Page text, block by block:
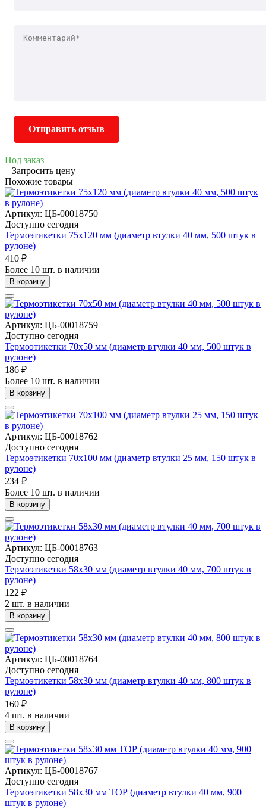
Отправить отзыв
Под заказ
Запросить цену
Похожие товары
Артикул: ЦБ-00018750
Доступно сегодня
Термоэтикетки 75х120 мм (диаметр втулки 40 мм, 500 штук в
рулоне)
410 ₽
Более 10 шт. в наличии
В корзину
Артикул: ЦБ-00018759
Доступно сегодня
Термоэтикетки 70х50 мм (диаметр втулки 40 мм, 500 штук в
рулоне)
186 ₽
Более 10 шт. в наличии
В корзину
Артикул: ЦБ-00018762
Доступно сегодня
Термоэтикетки 70х100 мм (диаметр втулки 25 мм, 150 штук в
рулоне)
234 ₽
Более 10 шт. в наличии
В корзину
Артикул: ЦБ-00018763
Доступно сегодня
Термоэтикетки 58х30 мм (диаметр втулки 40 мм, 700 штук в
рулоне)
122 ₽
2 шт. в наличии
В корзину
Артикул: ЦБ-00018764
Доступно сегодня
Термоэтикетки 58х30 мм (диаметр втулки 40 мм, 800 штук в
рулоне)
160 ₽
4 шт. в наличии
В корзину
Артикул: ЦБ-00018767
Доступно сегодня
Термоэтикетки 58х30 мм ТОР (диаметр втулки 40 мм, 900
штук в рулоне)